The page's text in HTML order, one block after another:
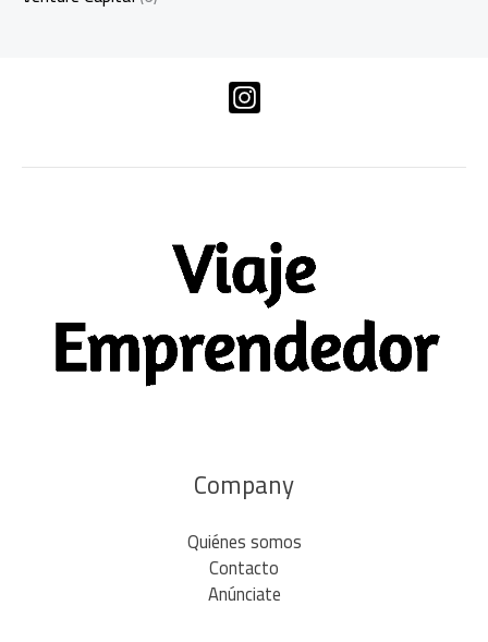
Company
Quiénes somos
Contacto
Anúnciate